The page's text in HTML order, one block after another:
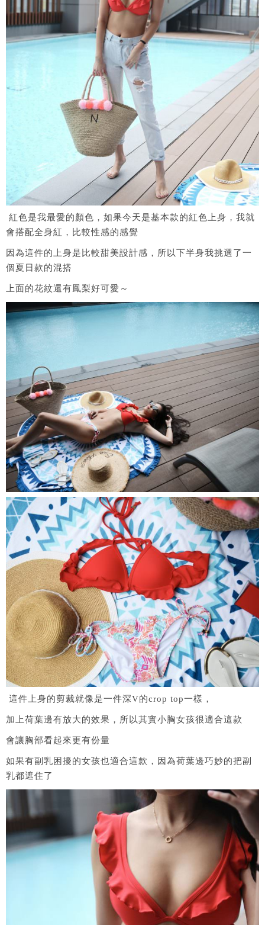
紅色是我最愛的顏色，如果今天是基本款的紅色上身，我就
會搭配全身紅，比較性感的感覺
因為這件的上身是比較甜美設計感，所以下半身我挑選了一
個夏日款的混搭
上面的花紋還有鳳梨好可愛～
這件上身的剪裁就像是一件深V的crop top一樣，
加上荷葉邊有放大的效果，所以其實小胸女孩很適合這款
會讓胸部看起來更有份量
如果有副乳困擾的女孩也適合這款，因為荷葉邊巧妙的把副
乳都遮住了